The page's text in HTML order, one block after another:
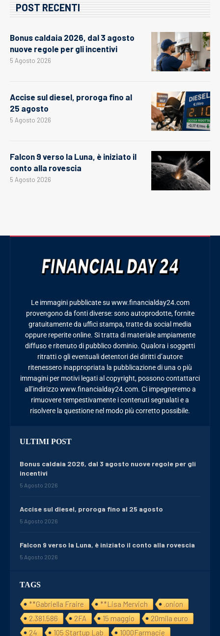
POST RECENTI
Bonus caldaia 2026, dal 3 agosto
nuove regole per gli incentivi
5 Agosto 2026
Accise sul diesel, proroga fino al
25 agosto
5 Agosto 2026
Falcon 9 verso la Luna, è iniziato il
conto alla rovescia
5 Agosto 2026
TAGS
**Gabriella Fraire **Lisa Mervich
.onion
2.381.586
2FA 15 maggio
20mila euro
24
105 Startup Lab 1000Farmacie
Le immagini pubblicate su www.financialday24.com
provengono da fonti diverse: sono autoprodotte, fornite
gratuitamente da uffici stampa, tratte da social media
oppure reperite online. Si tratta di materiale ampiamente
diffuso e ritenuto di pubblico dominio. Qualora i soggetti
ritratti o gli eventuali detentori dei diritti d’autore
ritenessero inappropriata la pubblicazione di una o più
immagini per motivi legati al copyright, possono contattarci
all’indirizzo www.financialday24.com. Ci impegneremo a
rimuovere tempestivamente i contenuti segnalati e a
risolvere la questione nel modo più corretto possibile.
ULTIMI POST
Bonus caldaia 2026, dal 3 agosto nuove regole per gli
incentivi
5 Agosto 2026
Accise sul diesel, proroga fino al 25 agosto
5 Agosto 2026
Falcon 9 verso la Luna, è iniziato il conto alla rovescia
5 Agosto 2026